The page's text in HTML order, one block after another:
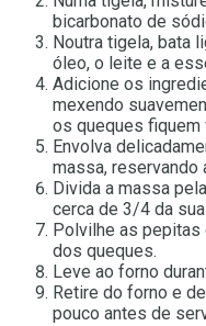
bicarbonato de
Noutra tigela, bata
óleo, o leite e a
Adicione os
mexendo
os queques
Envolva
massa, reservando
Divida a massa
cerca de 3/4 da
Polvilhe as
dos queques.
Leve ao forno
Retire do forno e
pouco antes de